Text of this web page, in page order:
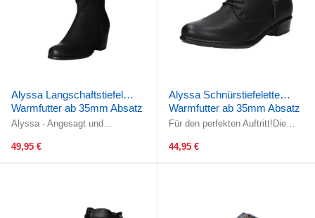
Alyssa Langschaftstiefel
Warmfutter ab 35mm Absatz
Alyssa - Angesagt und
hochwertigem schwarzem
49,95 €
Alyssa Schnürstiefelette
Warmfutter ab 35mm Absatz
Für den perfekten Auftritt!Die
Passform und der ...
44,95 €